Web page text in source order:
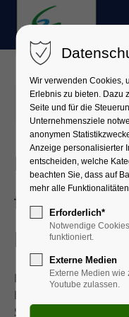
fertigt zwei
kommunale
Das Leitergolfspiel
beliebtes
Spielgeräteverleih
Wir verwenden Cookies,
Erlebnis zu bieten. Dazu
Seite und für die
Unternehmensziele
anonymen
Anzeige personalisierter
entscheiden, welche
beachten Sie, dass auf
mehr alle
Erforderlich*
Notwendige
funktioniert.
Externe Medien
Externe Medien wie
Youtube zulassen.